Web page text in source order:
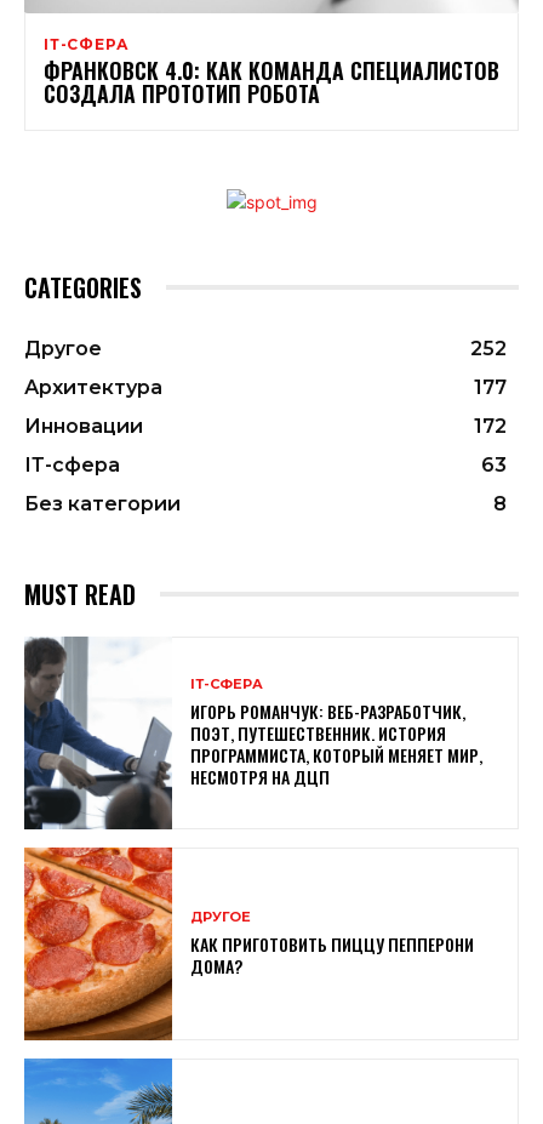
ІТ-СФЕРА
ФРАНКОВСК 4.0: КАК КОМАНДА СПЕЦИАЛИСТОВ
СОЗДАЛА ПРОТОТИП РОБОТА
CATEGORIES
Другое
252
Архитектура
177
Инновации
172
ІТ-сфера
63
Без категории
8
MUST READ
ІТ-СФЕРА
ИГОРЬ РОМАНЧУК: ВЕБ-РАЗРАБОТЧИК,
ПОЭТ, ПУТЕШЕСТВЕННИК. ИСТОРИЯ
ПРОГРАММИСТА, КОТОРЫЙ МЕНЯЕТ МИР,
НЕСМОТРЯ НА ДЦП
ДРУГОЕ
КАК ПРИГОТОВИТЬ ПИЦЦУ ПЕППЕРОНИ
ДОМА?